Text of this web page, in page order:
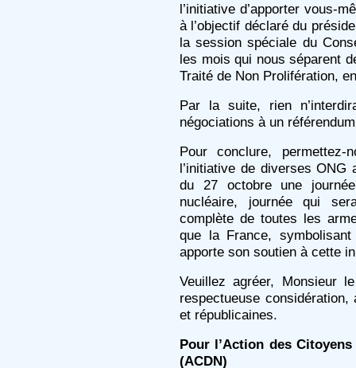
l’initiative d’apporter vous-
à l’objectif déclaré du
la session spéciale du
les mois qui nous séparent
Traité de Non Prolifération,
Par la suite, rien
négociations à un
Pour conclure, permettez-
l’initiative de diverses
du 27 octobre une
nucléaire, journée qui
complète de toutes les
que la France,
apporte son soutien à cette
Veuillez agréer, Monsieur
respectueuse
et républicaines.
Pour l’Action des
(ACDN)